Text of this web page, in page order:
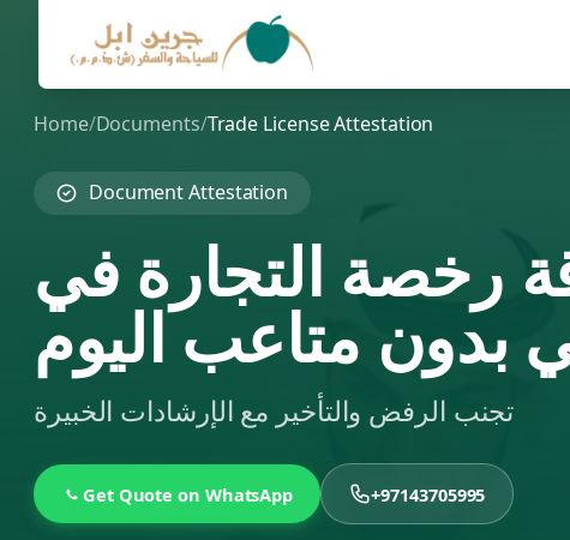
Home/Documents/Trade License Attestation
Document Attestation
رخصة التجارة في
تجنب الرفض والتأخير مع الإرشادات الخبيرة
Get Quote on WhatsApp +97143705995